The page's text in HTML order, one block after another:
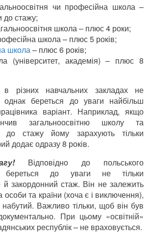
чи професійна школа –
до стажу;
школа – плюс 4 роки;
школа – плюс 5 років;
школа– плюс 6 років;
(університет, академія) – плюс 8
різних навчальних закладах не
однак береться до уваги найбільш
варіант. Наприклад, якщо
загальноосвітню школу та
до стажу йому зарахують тільки
додає одразу 8 років.
Відповідно до польського
береться до уваги не тільки
й закордонний стаж. Він не залежить
особи та країни (хоча є і виключення),
Важливо тільки, щоб він був
При цьому «освітній»
республік – не враховується.